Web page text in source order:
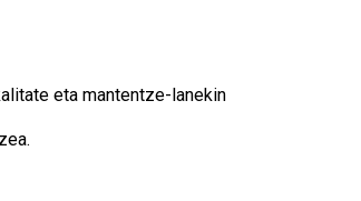
eta mantentze-lanekin